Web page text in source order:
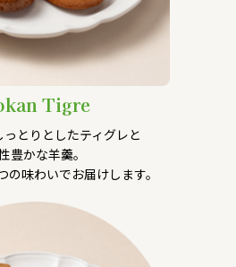
Tigre
とりとしたティグレと
豊かな羊羹。
の味わいでお届けします。